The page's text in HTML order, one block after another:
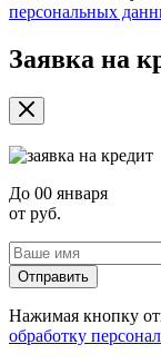
персональных
Заявка на
До 00 января
от руб.
Отправить
Нажимая кнопку
обработку